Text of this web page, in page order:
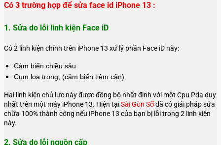
Có 3 trường hợp để sửa face id iPhone 13 :
1. Sửa do lỗi linh kiện Face iD
Có 2 linh kiện chính trên iPhone 13 xử lý phần Face iD này:
Cảm biến chiều sâu
Cụm loa trong, (cảm biến tiệm cận)
Hai linh kiện chủ lực này được đồng bộ nhất định với một Cpu Pda duy
nhất trên một máy iPhone 13. Hiện tạiSài Gòn Sốđã có giải pháp sửa
chữa 100% thành công nếu iPhone 13 của bạn bị lỗi trong 2 linh kiện
này.
2. Sửa do lỗi nguồn cấp